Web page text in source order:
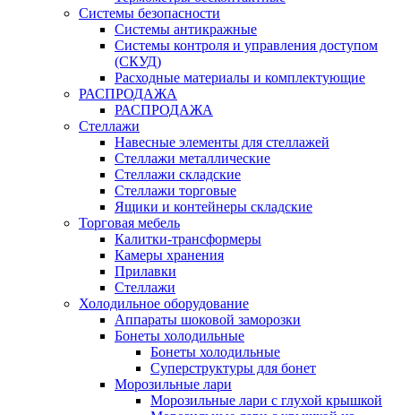
Системы безопасности
Системы антикражные
Системы контроля и управления доступом
(СКУД)
Расходные материалы и комплектующие
РАСПРОДАЖА
РАСПРОДАЖА
Стеллажи
Навесные элементы для стеллажей
Стеллажи металлические
Стеллажи складские
Стеллажи торговые
Ящики и контейнеры складские
Торговая мебель
Калитки-трансформеры
Камеры хранения
Прилавки
Стеллажи
Холодильное оборудование
Аппараты шоковой заморозки
Бонеты холодильные
Бонеты холодильные
Суперструктуры для бонет
Морозильные лари
Морозильные лари с глухой крышкой